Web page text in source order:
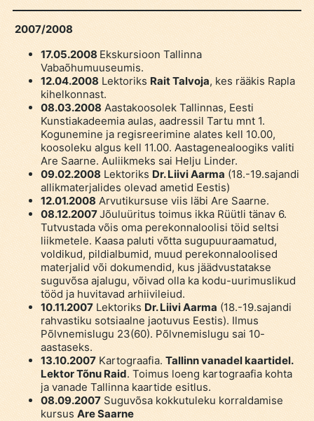
2007/2008
17.05.2008Ekskursioon Tallinna
Vabaõhumuuseumis.
12.04.2008LektoriksRait Talvoja, kes rääkis Rapla
kihelkonnast.
08.03.2008Aastakoosolek Tallinnas, Eesti
Kunstiakadeemia aulas, aadressil Tartu mnt 1.
Kogunemine ja regisreerimine alates kell 10.00,
koosoleku algus kell 11.00. Aastagenealoogiks valiti
Are Saarne. Auliikmeks sai Helju Linder.
09.02.2008LektoriksDr. Liivi Aarma(18.-19.sajandi
allikmaterjalides olevad ametid Eestis)
12.01.2008Arvutikursuse viis läbi Are Saarne.
08.12.2007Jõuluüritus toimus ikka Rüütli tänav 6.
Tutvustada võis oma perekonnaloolisi töid seltsi
liikmetele. Kaasa paluti võtta sugupuuraamatud,
voldikud, pildialbumid, muud perekonnaloolised
materjalid või dokumendid, kus jäädvustatakse
suguvõsa ajalugu, võivad olla ka kodu-uurimuslikud
tööd ja huvitavad arhiivileiud.
10.11.2007LektoriksDr. Liivi Aarma(18.-19.sajandi
rahvastiku sotsiaalne jaotuvus Eestis). Ilmus
Põlvnemislugu 23(60). Põlvnemislugu sai 10-
aastaseks.
13.10.2007Kartograafia.Tallinn vanadel kaartidel.
Lektor Tõnu Raid. Toimus loeng kartograafia kohta
ja vanade Tallinna kaartide esitlus.
08.09.2007Suguvõsa kokkutuleku korraldamise
kursusAre Saarne